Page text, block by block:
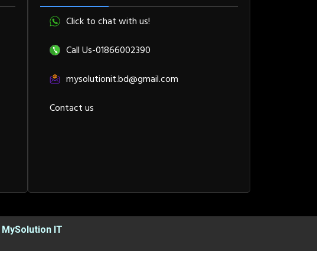
Click to chat with us!
Call Us-01866002390
mysolutionit.bd@gmail.com
Contact us
MySolution IT